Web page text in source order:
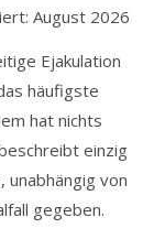
August 2026
Ejakulation
häufigste
hat nichts
einzig
von
gegeben.